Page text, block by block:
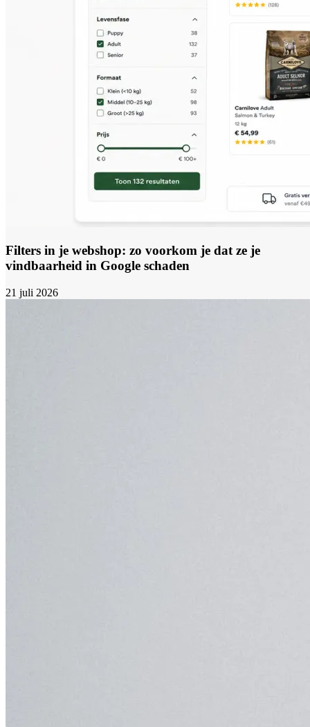
Filters in je webshop: zo voorkom je dat ze je
vindbaarheid in Google schaden
21 juli 2026